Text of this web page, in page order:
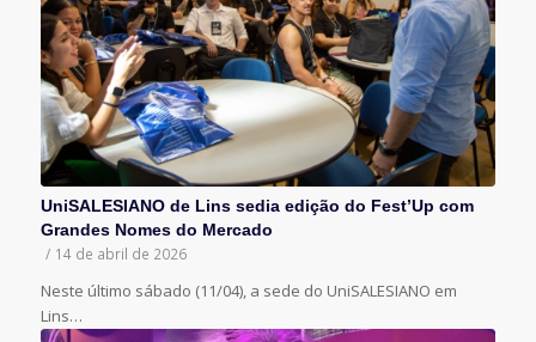
UniSALESIANO de Lins sedia edição do Fest’Up com
Grandes Nomes do Mercado
/ 14 de abril de 2026
Neste último sábado (11/04), a sede do UniSALESIANO em
Lins…